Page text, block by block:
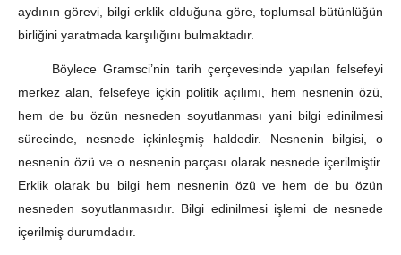
aydının görevi, bilgi erklik olduğuna göre, toplumsal bütünlüğün
birliğini yaratmada karşılığını bulmaktadır.
Böylece Gramsci’nin tarih çerçevesinde yapılan felsefeyi
merkez alan, felsefeye içkin politik açılımı, hem nesnenin özü,
hem de bu özün nesneden soyutlanması yani bilgi edinilmesi
sürecinde, nesnede içkinleşmiş haldedir. Nesnenin bilgisi, o
nesnenin özü ve o nesnenin parçası olarak nesnede içerilmiştir.
Erklik olarak bu bilgi hem nesnenin özü ve hem de bu özün
nesneden soyutlanmasıdır. Bilgi edinilmesi işlemi de nesnede
içerilmiş durumdadır.